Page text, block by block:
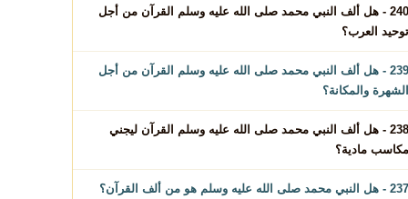
240 - هل ألف النبي محمد صلى الله عليه وسلم القرآن من أجل
توحيد العرب؟
239 - هل ألف النبي محمد صلى الله عليه وسلم القرآن من أجل
الشهرة والمكانة؟
238 - هل ألف النبي محمد صلى الله عليه وسلم القرآن ليجني
مكاسب مادية؟
237 - هل النبي محمد صلى الله عليه وسلم هو من ألف القرآن؟